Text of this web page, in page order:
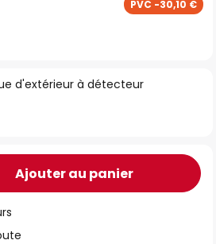
d'extérieur à détecteur
PVC -30,10 €
Ajouter au panier